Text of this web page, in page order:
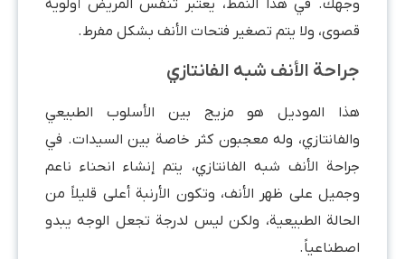
وجهك. في هذا النمط، يعتبر تنفس المريض أولوية
قصوى، ولا يتم تصغير فتحات الأنف بشكل مفرط.
جراحة الأنف شبه الفانتازي
هذا الموديل هو مزيج بين الأسلوب الطبيعي
والفانتازي، وله معجبون كثر خاصة بين السيدات. في
جراحة الأنف شبه الفانتازي، يتم إنشاء انحناء ناعم
وجميل على ظهر الأنف، وتكون الأرنبة أعلى قليلاً من
الحالة الطبيعية، ولكن ليس لدرجة تجعل الوجه يبدو
اصطناعياً.